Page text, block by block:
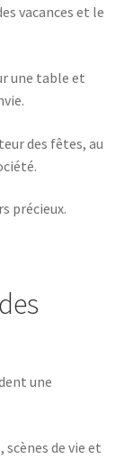
vacances et le
une table et
des fêtes, au
précieux.
une
de vie et